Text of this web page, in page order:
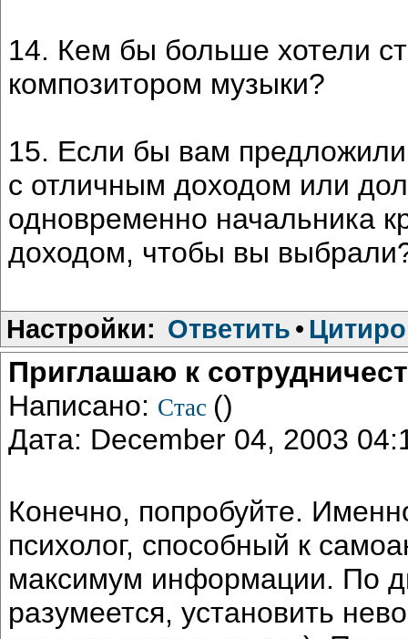
14. Кем бы больше хотели
композитором музыки?
15. Если бы вам
с отличным доходом или
одновременно начальника
доходом, чтобы вы
Настройки: Ответить •
Приглашаю к
Написано: Стас ()
Дата: December 04, 2003
Конечно, попробуйте.
психолог, способный к
максимум информации. По
разумеется, установить